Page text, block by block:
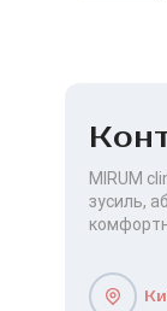
MIRUM
зусиль,